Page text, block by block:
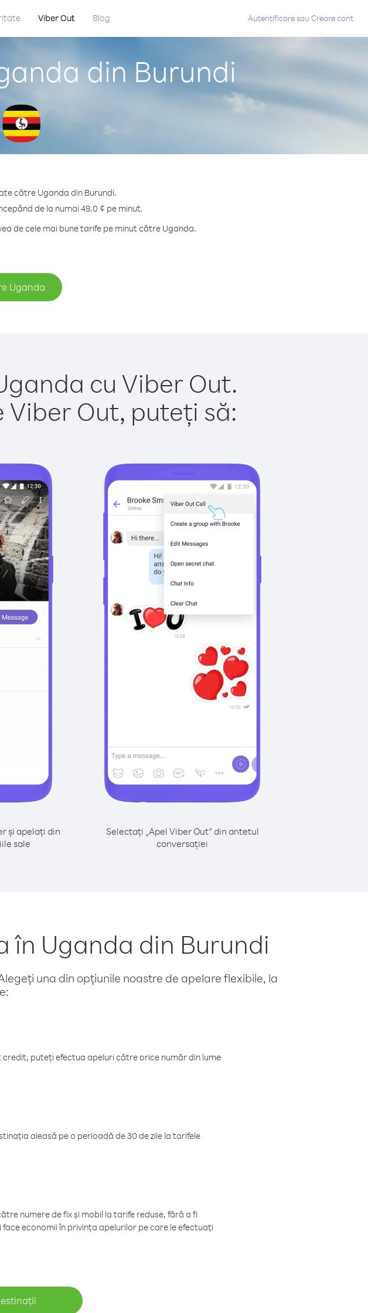
Viber Out Blog Autentificaresau Creare cont
din Burundi
către Uganda din Burundi.
de la numai 49.0 ¢ pe minut.
de cele mai bune tarife pe minut către Uganda.
Uganda
cu Viber Out.
Out, puteți să:
și apelați din
sale
Selectați „Apel Viber Out” din antetul
conversației
în Uganda din Burundi
una din opțiunile noastre de apelare flexibile, la
puteți efectua apeluri către orice număr din lume
aleasă pe o perioadă de 30 de zile la tarifele
numere de fix și mobil la tarife reduse, fără a fi
economii în privința apelurilor pe care le efectuați